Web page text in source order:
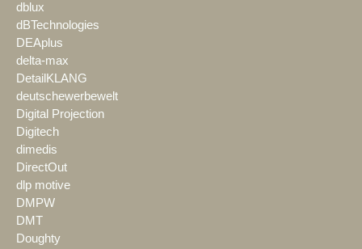
dblux
dBTechnologies
DEAplus
delta-max
DetailKLANG
deutschewerbewelt
Digital Projection
Digitech
dimedis
DirectOut
dlp motive
DMPW
DMT
Doughty